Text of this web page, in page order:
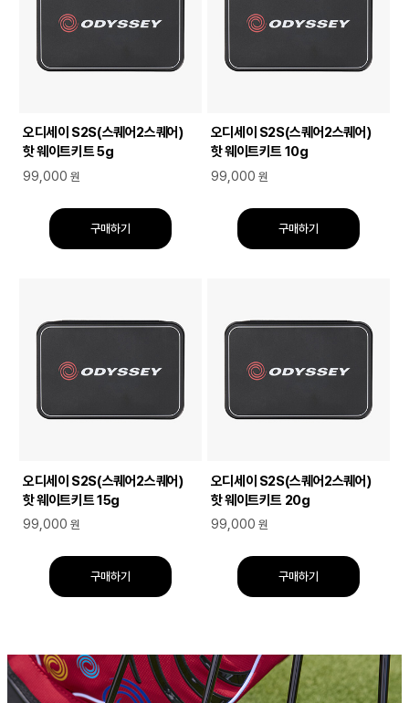
오디세이 S2S(스퀘어2스퀘어)
핫 웨이트키트 5g
99,000 원
구매하기
오디세이 S2S(스퀘어2스퀘어)
핫 웨이트키트 10g
99,000 원
구매하기
오디세이 S2S(스퀘어2스퀘어)
핫 웨이트키트 15g
99,000 원
구매하기
오디세이 S2S(스퀘어2스퀘어)
핫 웨이트키트 20g
99,000 원
구매하기